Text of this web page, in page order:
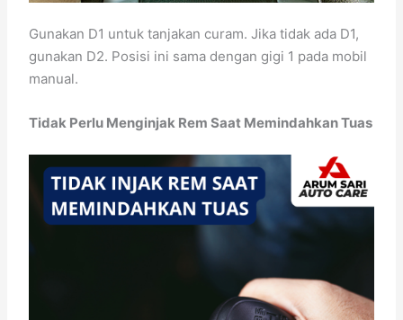
Gunakan D1 untuk tanjakan curam. Jika tidak ada D1,
gunakan D2. Posisi ini sama dengan gigi 1 pada mobil
manual.
Tidak Perlu Menginjak Rem Saat Memindahkan Tuas